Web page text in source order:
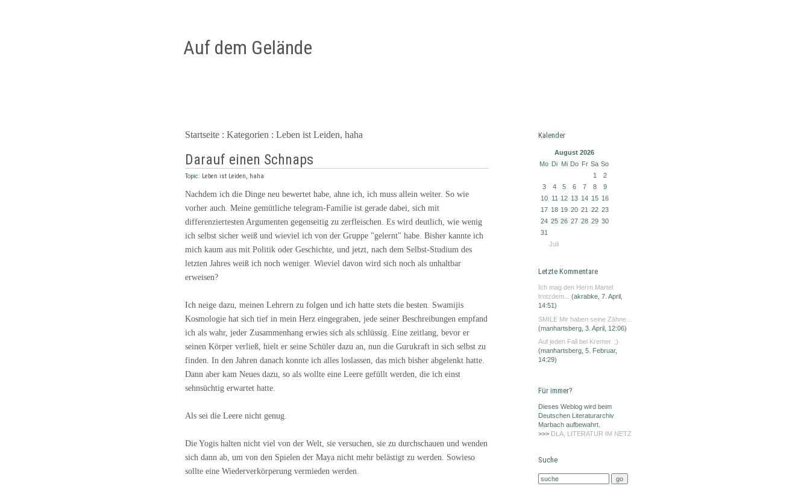
Auf dem Gelände
Startseite : Kategorien : Leben ist Leiden, haha
Darauf einen Schnaps
Topic: Leben ist Leiden, haha
Nachdem ich die Dinge neu bewertet habe, ahne ich, ich muss allein weiter. So wie
vorher auch. Meine gemütliche telegram-Familie ist gerade dabei, sich mit
differenziertesten Argumenten gegenseitig zu zerfleischen. Es wird deutlich, wie wenig
ich selbst sicher weiß und wieviel ich von der Gruppe "gelernt" habe. Bisher kannte ich
mich kaum aus mit Politik oder Geschichte, und jetzt, nach dem Selbst-Studium des
letzten Jahres weiß ich noch weniger. Wieviel davon wird sich noch als unhaltbar
erweisen?
Ich neige dazu, meinen Lehrern zu folgen und ich hatte stets die besten. Swamijis
Kosmologie hat sich tief in mein Herz eingegraben, jede seiner Beschreibungen empfand
ich als wahr, jeder Zusammenhang erwies sich als schlüssig. Eine zeitlang, bevor er
seinen Körper verließ, hielt er seine Schüler dazu an, nun die Gurukraft in sich selbst zu
finden. In den Jahren danach konnte ich alles loslassen, das mich bisher abgelenkt hatte.
Dann aber kam Neues dazu, so als wollte eine Leere gefüllt werden, die ich einst
sehnsüchtig erwartet hatte.
Als sei die Leere nicht genug.
Die Yogis halten nicht viel von der Welt, sie versuchen, sie zu durchschauen und wenden
sich dann ab, um von den Spielen der Maya nicht mehr belästigt zu werden. Sowieso
sollte eine Wiederverkörperung vermieden werden.
Kalender
August 2026
Mo Di Mi Do Fr Sa So
1
2
3
4 5 6 7 8
9
10
11 12 13 14 15 16
17 18 19 20 21 22 23
24 25 26 27 28 29 30
31
Juli
Letzte Kommentare
Ich mag den Herrn Martel
trotzdem...
(akrabke, 7. April,
14:51)
SMILE Mir haben seine Zähne...
(manhartsberg, 3. April, 12:06)
Auf jeden Fall bei Kremer. ;)
(manhartsberg, 5. Februar,
14:29)
Für immer?
Dieses Weblog wird beim
Deutschen Literaturarchiv
Marbach aufbewahrt.
>>> DLA, LITERATUR IM NETZ
Suche